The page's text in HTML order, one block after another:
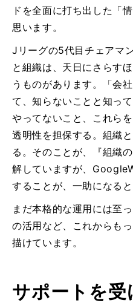
ドを全面に打ち出した「
思います。
Jリーグの5代目チェアマ
と組織は、天日にさらす
うものがあります。「会
て、知らないことと知っ
やってないこと、これら
透明性を担保する。組織
る。そのことが、『組織
解していますが、
することが、一助になると
まだ本格的な運用には至
の活用など、これからも
描けています。
サポートを受